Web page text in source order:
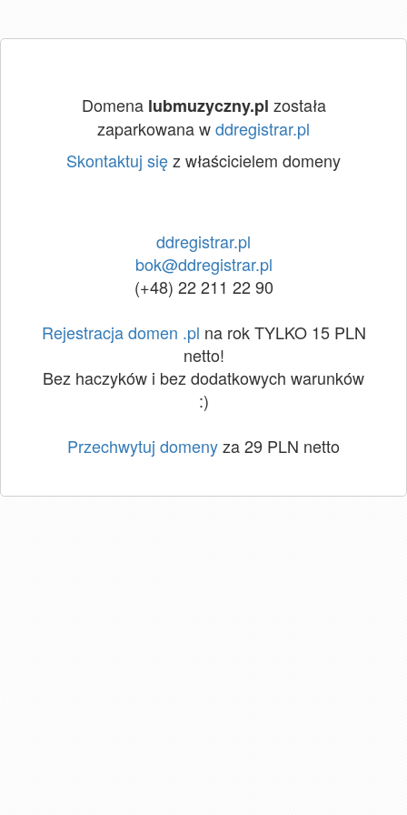
Domena lubmuzyczny.pl została
zaparkowana wddregistrar.pl
Skontaktuj sięz właścicielem domeny
ddregistrar.pl
bok@ddregistrar.pl
(+48) 22 211 22 90
Rejestracja domen .pl na rok TYLKO 15 PLN
netto!
Bez haczyków i bez dodatkowych warunków
:)
Przechwytuj domenyza 29 PLN netto